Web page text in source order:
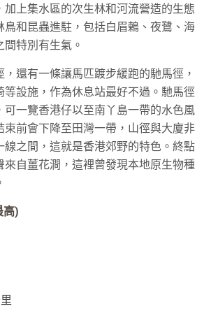
加上集水區的次生林和河流營造的生態
鳥和昆蟲進駐，包括白眉鶇、夜鷺、海
特別有生氣。
還有一條讓馬匹踱步緩跑的馳馬徑，
等設施，作為休息站最好不過。馳馬徑
可一覽香港仔以至南丫島一帶的水色風
束前會下降至田灣一帶，山徑與大廈非
線之間，這就是香港郊野的特色。終點
來自薑花澗，這裡曾發現本地原生物種
高)